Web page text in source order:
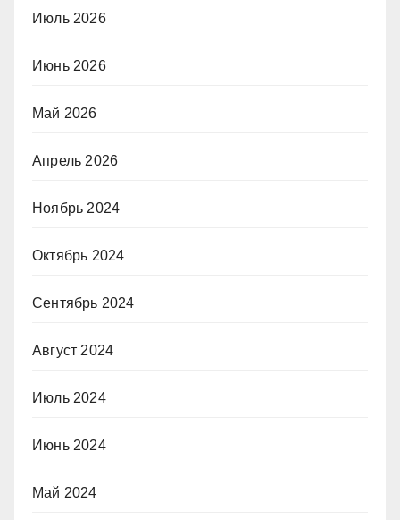
Июль 2026
Июнь 2026
Май 2026
Апрель 2026
Ноябрь 2024
Октябрь 2024
Сентябрь 2024
Август 2024
Июль 2024
Июнь 2024
Май 2024